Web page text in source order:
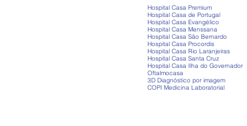
Hospital Casa Premium
Hospital Casa de Portugal
Hospital Casa Evangélico
Hospital Casa Menssana
Hospital Casa São Bernardo
Hospital Casa Procordis
Hospital Casa Rio Laranjeiras
Hospital Casa Santa Cruz
Hospital Casa Ilha do Governador
Oftalmocasa
3D Diagnóstico por imagem
COPI Medicina Laboratorial